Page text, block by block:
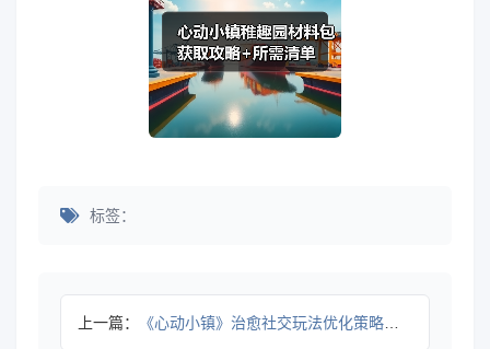
标签：
上一篇： 《心动小镇》治愈社交玩法优化策略，如何冲击游戏榜首？